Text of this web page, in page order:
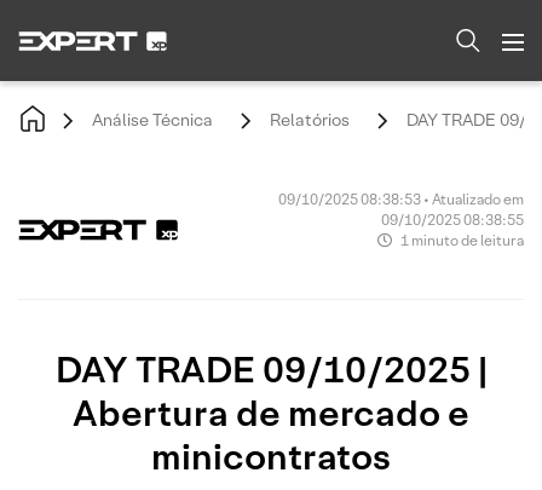
Análise Técnica Relatórios DAY TRADE 09/
09/10/2025 08:38:53 • Atualizado em
09/10/2025 08:38:55
1 minuto de leitura
DAY TRADE 09/10/2025 |
Abertura de mercado e
minicontratos